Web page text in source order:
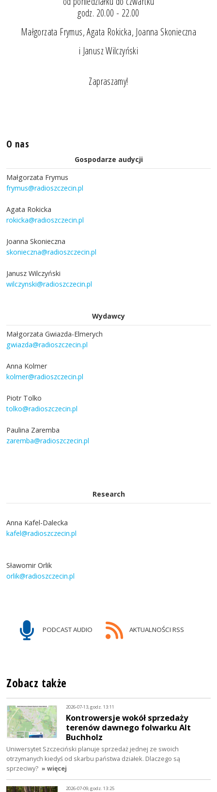
godz. 20.00 - 22.00
Małgorzata Frymus, Agata Rokicka, Joanna Skonieczna
i Janusz Wilczyński
Zapraszamy!
O nas
Gospodarze audycji
Małgorzata Frymus
frymus@radioszczecin.pl
Agata Rokicka
rokicka@radioszczecin.pl
Joanna Skonieczna
skonieczna@radioszczecin.pl
Janusz Wilczyński
wilczynski@radioszczecin.pl
Wydawcy
Małgorzata Gwiazda-Elmerych
gwiazda@radioszczecin.pl
Anna Kolmer
kolmer@radioszczecin.pl
Piotr Tolko
tolko@radioszczecin.pl
Paulina Zaremba
zaremba@radioszczecin.pl
Research
Anna Kafel-Dalecka
kafel@radioszczecin.pl
Sławomir Orlik
orlik@radioszczecin.pl
PODCAST AUDIO AKTUALNOŚCI RSS
Zobacz także
2026-07-13, godz. 13:11
Kontrowersje wokół sprzedaży
terenów dawnego folwarku Alt
Buchholz
Uniwersytet Szczeciński planuje sprzedaż jednej ze swoich
otrzymanych kiedyś od skarbu państwa działek. Dlaczego są
sprzeciwy? » więcej
2026-07-09, godz. 13:25